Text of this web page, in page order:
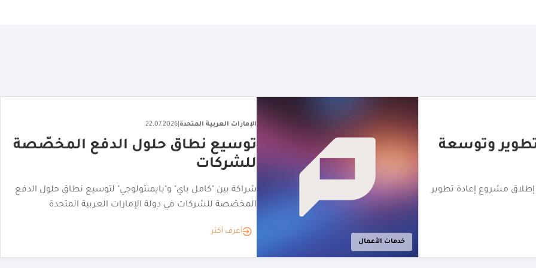
الأزياء
الإمارات العربية المتحدة 27.07.2026
منصة إماراتية إنتاج المحتوى لثلاث
علامات أزياء عالمية
إطلاق منصة التصوير الفوتوغرافي المدعومة بالذكاء الاصطناعي
neofashion.ai لتلبية احتياجات علامات الأزياء
أعرف أكثر
المخصّصة
لتوسيع نطاق حلول الدفع
المتحدة